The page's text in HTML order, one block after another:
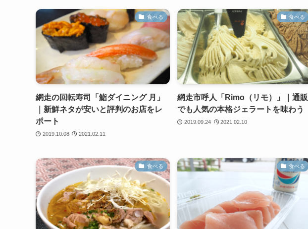
食べる
網走の回転寿司「鮨ダイニング 月」
｜新鮮ネタが安いと評判のお店をレ
ポート
2019.10.08 2021.02.11
食べる
網走市呼人「Rimo（リモ）」｜通販
でも人気の本格ジェラートを味わう
2019.09.24 2021.02.10
食べる 食べる